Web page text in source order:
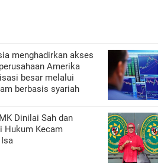
menghadirkan akses
Amerika
besar melalui
berbasis syariah
Dinilai Sah dan
Hukum Kecam